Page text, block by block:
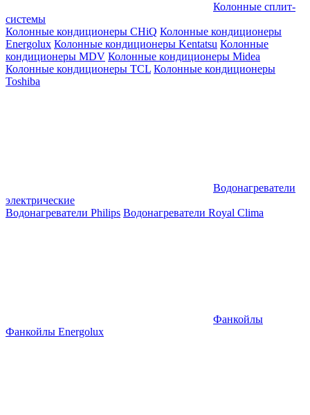
Колонные сплит-
системы
Колонные кондиционеры CHiQ Колонные кондиционеры
Energolux Колонные кондиционеры Kentatsu Колонные
кондиционеры MDV Колонные кондиционеры Midea
Колонные кондиционеры TCL Колонные кондиционеры
Toshiba
Водонагреватели
электрические
Водонагреватели Philips Водонагреватели Royal Clima
Фанкойлы
Фанкойлы Energolux